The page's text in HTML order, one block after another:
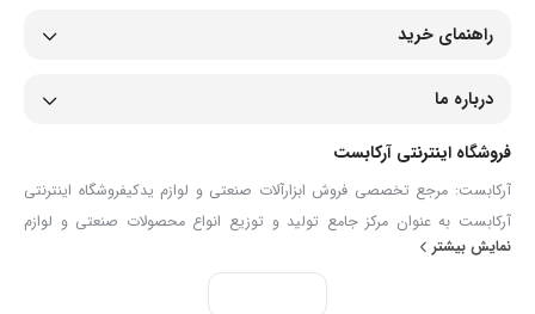
راهنمای خرید
درباره ما
فروشگاه اینترنتی آرکابست
آرکابست: مرجع تخصصی فروش ابزارآلات صنعتی و لوازم یدکیفروشگاه اینترنتی
آرکابست به عنوان مرکز جامع تولید و توزیع انواع محصولات صنعتی و لوازم
یدکی، همراهی مطمئن برای صنعتگران، تعمیرکاران و مصرف‌کنندگان حرفه‌ای
است. ما در آرکابست با گردآوری مجموعه‌ای گسترده از ابزارآلات دستی و برقی،
نمایش بیشتر